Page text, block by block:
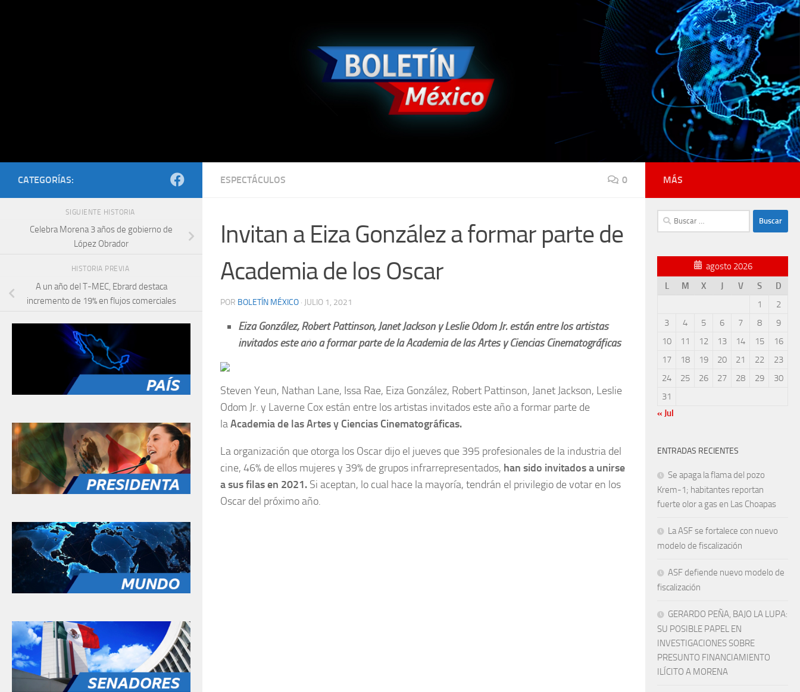
ESPECTÁCULOS 0
Invitan a Eiza González a formar parte de
Academia de los Oscar
POR BOLETÍN MÉXICO · JULIO 1, 2021
Eiza González, Robert Pattinson, Janet Jackson y Leslie Odom Jr. están entre los artistas
invitados este año a formar parte de la Academia de las Artes y Ciencias Cinematográficas
Steven Yeun, Nathan Lane, Issa Rae, Eiza González, Robert Pattinson, Janet Jackson, Leslie
Odom Jr. y Laverne Cox están entre los artistas invitados este año a formar parte de
laAcademia de las Artes y Ciencias Cinematográficas.
La organización que otorga los Oscar dijo el jueves que 395 profesionales de la industria del
cine, 46% de ellos mujeres y 39% de grupos infrarrepresentados, han sido invitados a unirse
a sus filas en 2021. Si aceptan, lo cual hace la mayoría, tendrán el privilegio de votar en los
Oscar del próximo año.
CATEGORÍAS:
SIGUIENTE HISTORIA
Celebra Morena 3 años de gobierno de
López Obrador
HISTORIA PREVIA
A un año del T-MEC, Ebrard destaca
incremento de 19% en flujos comerciales
MÁS
Buscar:
agosto 2026
L
M X J V S
D
1
2
3
4 5 6 7 8
9
10
11 12 13 14 15
16
17
18 19 20 21 22
23
24
25 26 27 28 29
30
31
« Jul
ENTRADAS RECIENTES
Se apaga la flama del pozo
Krem-1; habitantes reportan
fuerte olor a gas en Las Choapas
La ASF se fortalece con nuevo
modelo de fiscalización
ASF defiende nuevo modelo de
fiscalización
GERARDO PEÑA, BAJO LA LUPA:
SU POSIBLE PAPEL EN
INVESTIGACIONES SOBRE
PRESUNTO FINANCIAMIENTO
ILÍCITO A MORENA